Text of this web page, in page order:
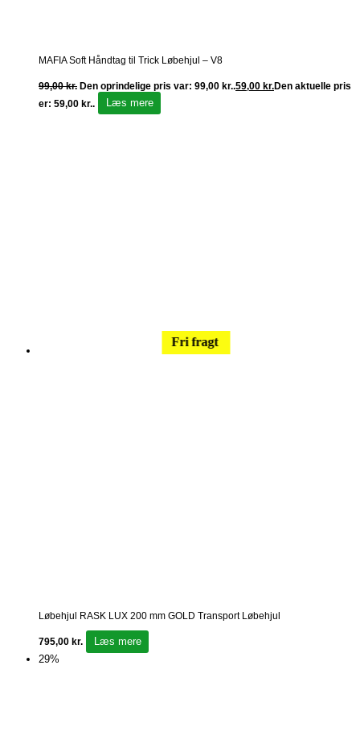
MAFIA Soft Håndtag til Trick Løbehjul – V8
99,00kr. Den oprindelige pris var: 99,00 kr..59,00 kr.Den aktuelle pris
er: 59,00 kr..
Læs mere
Fri fragt
Løbehjul RASK LUX 200 mm GOLD Transport Løbehjul
795,00 kr.
Læs mere
29%